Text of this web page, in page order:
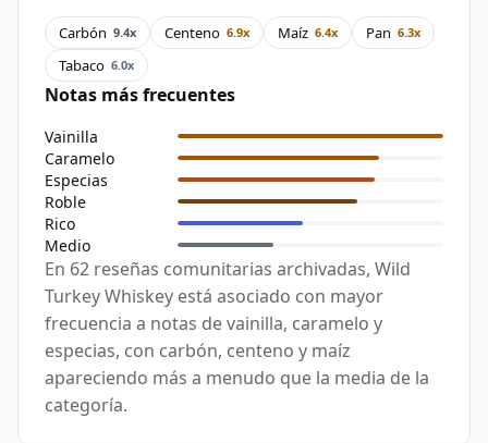
Carbón 9.4x Centeno 6.9x Maíz 6.4x Pan 6.3x
Tabaco 6.0x
Notas más frecuentes
Vainilla
Caramelo
Especias
Roble
Rico
Medio
En 62 reseñas comunitarias archivadas, Wild
Turkey Whiskey está asociado con mayor
frecuencia a notas de vainilla, caramelo y
especias, con carbón, centeno y maíz
apareciendo más a menudo que la media de la
categoría.